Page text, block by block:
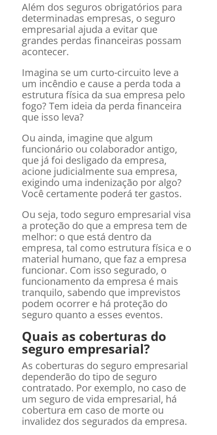
Além dos seguros obrigatórios para
determinadas empresas, o seguro
empresarial ajuda a evitar que
grandes perdas financeiras possam
acontecer.
Imagina se um curto-circuito leve a
um incêndio e cause a perda toda a
estrutura física da sua empresa pelo
fogo? Tem ideia da perda financeira
que isso leva?
Ou ainda, imagine que algum
funcionário ou colaborador antigo,
que já foi desligado da empresa,
acione judicialmente sua empresa,
exigindo uma indenização por algo?
Você certamente poderá ter gastos.
Ou seja, todo seguro empresarial visa
a proteção do que a empresa tem de
melhor: o que está dentro da
empresa, tal como estrutura física e o
material humano, que faz a empresa
funcionar. Com isso segurado, o
funcionamento da empresa é mais
tranquilo, sabendo que imprevistos
podem ocorrer e há proteção do
seguro quanto a esses eventos.
Quais as coberturas do
seguro empresarial?
As coberturas do seguro empresarial
dependerão do tipo de seguro
contratado. Por exemplo, no caso de
um seguro de vida empresarial, há
cobertura em caso de morte ou
invalidez dos segurados da empresa.